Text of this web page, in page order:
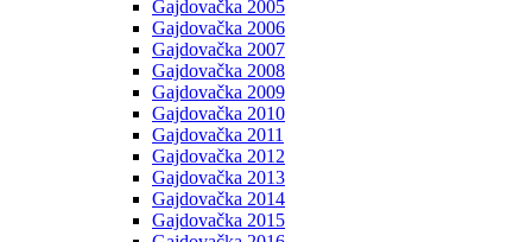
Gajdovačka 2005
Gajdovačka 2006
Gajdovačka 2007
Gajdovačka 2008
Gajdovačka 2009
Gajdovačka 2010
Gajdovačka 2011
Gajdovačka 2012
Gajdovačka 2013
Gajdovačka 2014
Gajdovačka 2015